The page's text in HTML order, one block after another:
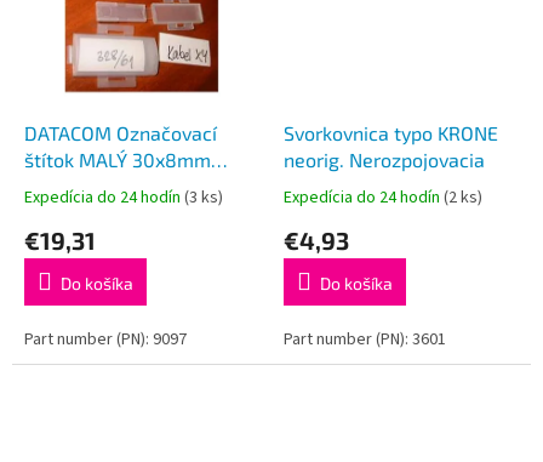
DATACOM Označovací
štítok MALÝ 30x8mm
100ks
Expedícia do 24 hodín (3 ks)
€19,31
Do košíka
Part number (PN): 9097
Svorkovnica typo KRONE
neorig. Nerozpojovacia
Expedícia do 24 hodín (2 ks)
€4,93
Do košíka
Part number (PN): 3601